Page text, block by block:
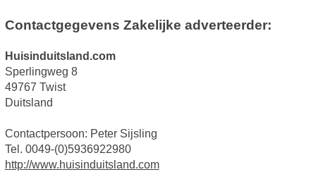
Contactgegevens Zakelijke adverteerder:
Huisinduitsland.com
Sperlingweg 8
49767 Twist
Duitsland
Contactpersoon: Peter Sijsling
Tel. 0049-(0)5936922980
http://www.huisinduitsland.com